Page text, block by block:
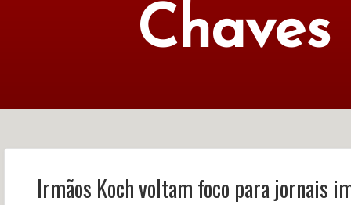
Chaves
NOTÍCIAS PERFIL
Irmãos Koch voltam foco para jornais